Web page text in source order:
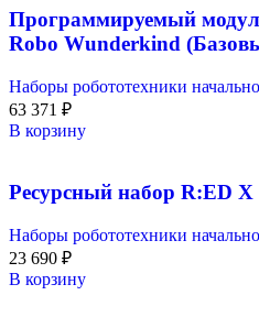
Программируемый
Robo Wunderkind
Наборы робототехники
63 371 ₽
В корзину
Ресурсный набор R:ED X
Наборы робототехники
23 690 ₽
В корзину